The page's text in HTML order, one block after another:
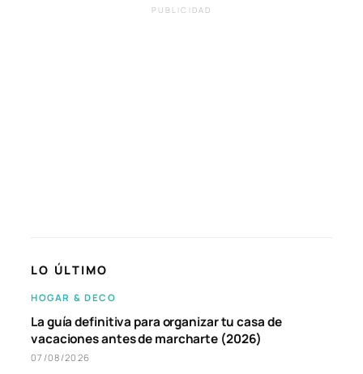
PUBLICIDAD
LO ÚLTIMO
HOGAR & DECO
La guía definitiva para organizar tu casa de
vacaciones antes de marcharte (2026)
07/08/2026